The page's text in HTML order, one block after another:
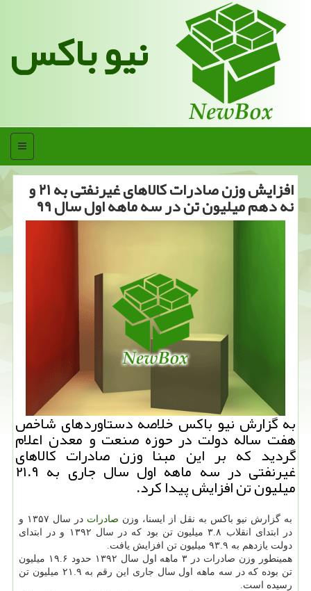
نیو باکس
منو
افزایش وزن صادرات كالاهای غیرنفتی به ۲۱ و
نه دهم میلیون تن در سه ماهه اول سال ۹۹
به گزارش نیو باكس خلاصه دستاوردهای شاخص
هفت ساله دولت در حوزه صنعت و معدن اعلام
گردید كه بر این مبنا وزن صادرات كالاهای
غیرنفتی در سه ماهه اول سال جاری به ۲۱.۹
میلیون تن افزایش پیدا كرد.
به گزارش نیو باکس به نقل از ایسنا، وزن صادرات
در سال ۱۳۵۷ و
در ابتدای انقلاب ۳.۸ میلیون تن بود که در سال ۱۳۹۲ و در ابتدای
دولت یازدهم به ۹۳.۹ میلیون تن افزایش یافت.
همینطور وزن صادرات در ۳ ماهه اول سال ۱۳۹۲ حدود ۱۹.۶ میلیون
تن بوده که در سه ماهه اول سال جاری این رقم به ۲۱.۹ میلیون تن
رسیده است.